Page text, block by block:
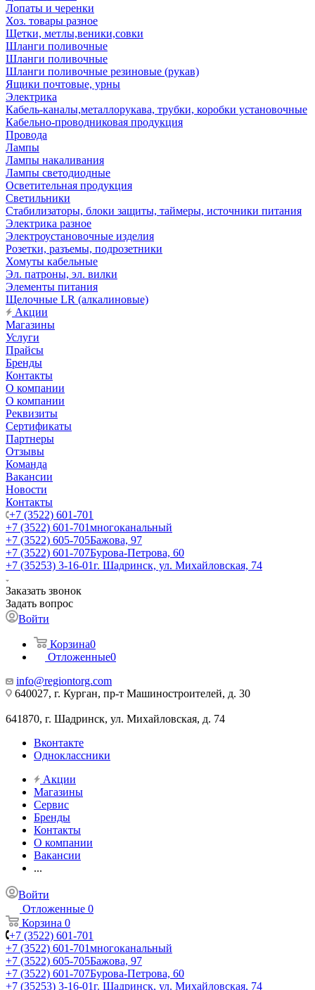
Лопаты и черенки
Хоз. товары разное
Щетки, метлы,веники,совки
Шланги поливочные
Шланги поливочные
Шланги поливочные резиновые (рукав)
Ящики почтовые, урны
Электрика
Кабель-каналы,металлорукава, трубки, коробки установочные
Кабельно-проводниковая продукция
Провода
Лампы
Лампы накаливания
Лампы светодиодные
Осветительная продукция
Светильники
Стабилизаторы, блоки защиты, таймеры, источники питания
Электрика разное
Электроустановочные изделия
Розетки, разъемы, подрозетники
Хомуты кабельные
Эл. патроны, эл. вилки
Элементы питания
Щелочные LR (алкалиновые)
Акции
Магазины
Услуги
Прайсы
Бренды
Контакты
О компании
О компании
Реквизиты
Сертификаты
Партнеры
Отзывы
Команда
Вакансии
Новости
Контакты
+7 (3522) 601-701
+7 (3522) 601-701многоканальный
+7 (3522) 605-705Бажова, 97
+7 (3522) 601-707Бурова-Петрова, 60
+7 (35253) 3-16-01г. Шадринск, ул. Михайловская, 74
Заказать звонок
Задать вопрос
Войти
Корзина0
Отложенные0
info@regiontorg.com
640027, г. Курган, пр-т Машиностроителей, д. 30
641870, г. Шадринск, ул. Михайловская, д. 74
Вконтакте
Одноклассники
Акции
Магазины
Сервис
Бренды
Контакты
О компании
Вакансии
...
Войти
Отложенные 0
Корзина 0
+7 (3522) 601-701
+7 (3522) 601-701многоканальный
+7 (3522) 605-705Бажова, 97
+7 (3522) 601-707Бурова-Петрова, 60
+7 (35253) 3-16-01г. Шадринск, ул. Михайловская, 74